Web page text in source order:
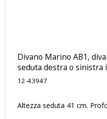
Divano Marino AB1,
seduta destra o sinistra
12-43947
Altezza seduta 41 cm.